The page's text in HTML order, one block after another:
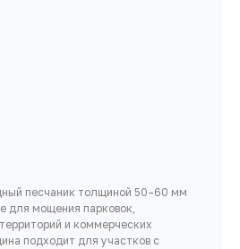
песчаник толщиной 50–60 мм
для мощения парковок,
и коммерческих
подходит для участков с